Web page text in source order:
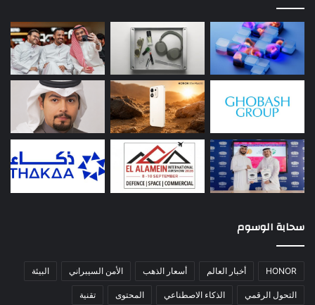
سحابة الوسوم
HONOR أخبار العالم أسعار الذهب الأمن السيبراني البيئة
التحول الرقمي الذكاء الاصطناعي المحتوى تقنية